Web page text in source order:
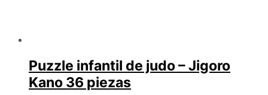
Puzzle infantil de judo – Jigoro
Kano 36 piezas